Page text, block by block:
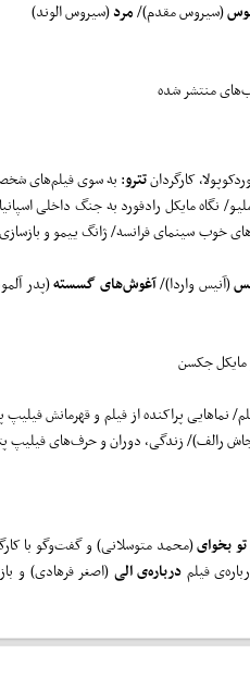
(سیروس مقدم)/مرد(سیروس الوند)
منتشر شده
کارگردانتترو: به سوی فیلم‌های
نگاه مایکل رادفورد به جنگ داخلی
خوب سینمای فرانسه/ ژانگ ییمو و
(آنیس واردا)/آغوش‌های گسسته(پدر
و مایکل جکسن
نماهایی پراکنده از فیلم و قهرمانش
رالف)/ زندگی، دوران و حرف‌های فیلیپ
بخوای(محمد متوسلانی) و گفت‌وگو با
فیلم درباره‌ی الی (اصغر فرهادی) و